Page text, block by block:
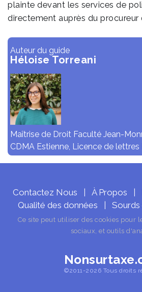
plainte devant les services de
directement auprès du procureur
Auteur du guide
Héloise Torreani
Maîtrise de Droit Faculté Jean-
CDMA Estienne, Licence de lettres
Contactez Nous À Propos
Qualité des données
Ce site peut utiliser des cookies pour
sociaux, et outils
©2011-2026 Tous droits